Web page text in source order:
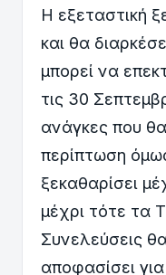
Η εξεταστική
και θα
μπορεί να
τις 30
ανάγκες που
περίπτωση
ξεκαθαρίσει
μέχρι τότε τα
Συνελεύσεις
αποφασίσει